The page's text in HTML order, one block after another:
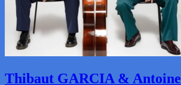
Thibaut GARCIA & Antoine